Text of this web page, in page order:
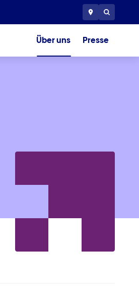
Über uns Presse